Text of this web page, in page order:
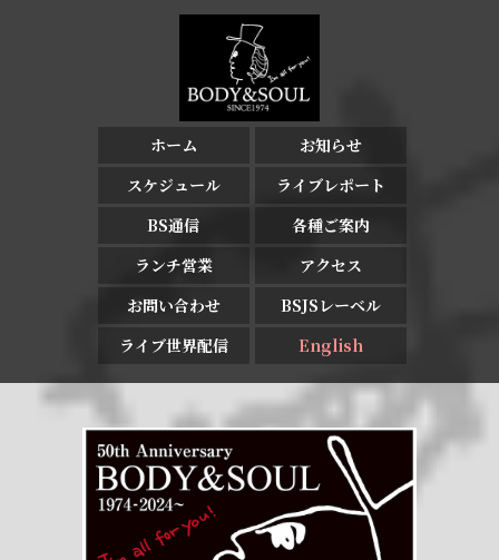
ホーム
お知らせ
スケジュール
ライブレポート
BS通信
各種ご案内
ランチ営業
アクセス
お問い合わせ
BSJSレーベル
ライブ世界配信
English